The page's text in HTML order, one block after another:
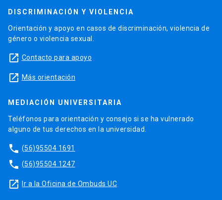
DISCRIMINACIÓN Y VIOLENCIA
Orientación y apoyo en casos de discriminación, violencia de
género o violencia sexual.
launch Contacto para apoyo
launch Más orientación
MEDIACIÓN UNIVERSITARIA
Teléfonos para orientación y consejo si se ha vulnerado
alguno de tus derechos en la universidad.
phone (56)95504 1691
phone (56)95504 1247
launch Ir a la Oficina de Ombuds UC